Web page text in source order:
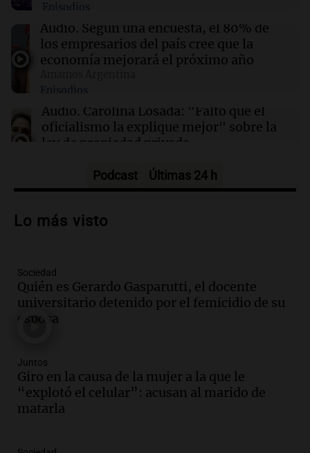
La joven Candela Arizaga testifica sobre su
relación con Facundo Moyano en medio de
acusaciones
Finalizan las lluvias en el AMBA: frío extremo
y mínimas de hasta 1 grado se esperan
Episodios
Audio. Según una encuesta, el 80% de
los empresarios del país cree que la
economía mejorará el próximo año
Episodios
Audio. Carolina Losada: "Faltó que el
oficialismo la explique mejor" sobre la
ley de propiedad privada
Audio.Debate en el Senado y protesta
Privada.
Audio.
la ley de Propiedad Privada debatida en
el Senado.
Viva la Radio Rosario
Audio.
por la Ley de Tierras: "Construyeron un
relato mentiroso"
Informados al regreso
Podcast Últimas 24 h
Lo más visto
Sociedad
Quién es Gerardo Gasparutti, el docente
universitario detenido por el femicidio de su
esposa
Juntos
Giro en la causa de la mujer a la que le
“explotó el celular”: acusan al marido de
matarla